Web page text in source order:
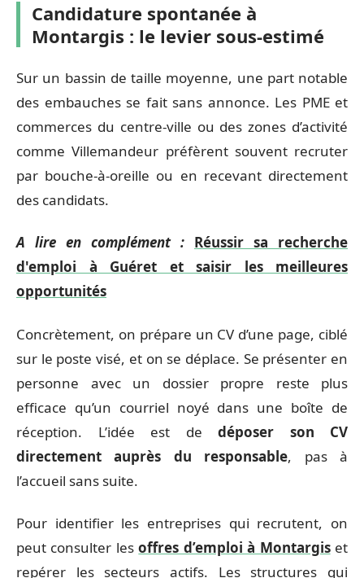
Candidature spontanée à
Montargis : le levier sous-estimé
Sur un bassin de taille moyenne, une part notable
des embauches se fait sans annonce. Les PME et
commerces du centre-ville ou des zones d’activité
comme Villemandeur préfèrent souvent recruter
par bouche-à-oreille ou en recevant directement
des candidats.
A lire en complément : Réussir sa recherche
d'emploi à Guéret et saisir les meilleures
opportunités
Concrètement, on prépare un CV d’une page, ciblé
sur le poste visé, et on se déplace. Se présenter en
personne avec un dossier propre reste plus
efficace qu’un courriel noyé dans une boîte de
réception. L’idée est de déposer son CV
directement auprès du responsable, pas à
l’accueil sans suite.
Pour identifier les entreprises qui recrutent, on
peut consulter lesoffres d’emploi à Montargiset
repérer les secteurs actifs. Les structures qui